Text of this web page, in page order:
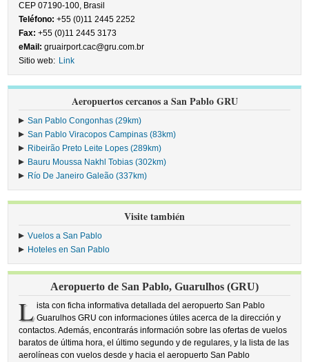
CEP 07190-100, Brasil
Teléfono: +55 (0)11 2445 2252
Fax: +55 (0)11 2445 3173
eMail: gruairport.cac@gru.com.br
Sitio web: Link
Aeropuertos cercanos a San Pablo GRU
San Pablo Congonhas (29km)
San Pablo Viracopos Campinas (83km)
Ribeirão Preto Leite Lopes (289km)
Bauru Moussa Nakhl Tobias (302km)
Río De Janeiro Galeão (337km)
Visite también
Vuelos a San Pablo
Hoteles en San Pablo
Aeropuerto de San Pablo, Guarulhos (GRU)
L ista con ficha informativa detallada del aeropuerto San Pablo
Guarulhos GRU con informaciones útiles acerca de la dirección y
contactos. Además, encontrarás información sobre las ofertas de vuelos
baratos de última hora, el último segundo y de regulares, y la lista de las
aerolíneas con vuelos desde y hacia el aeropuerto San Pablo